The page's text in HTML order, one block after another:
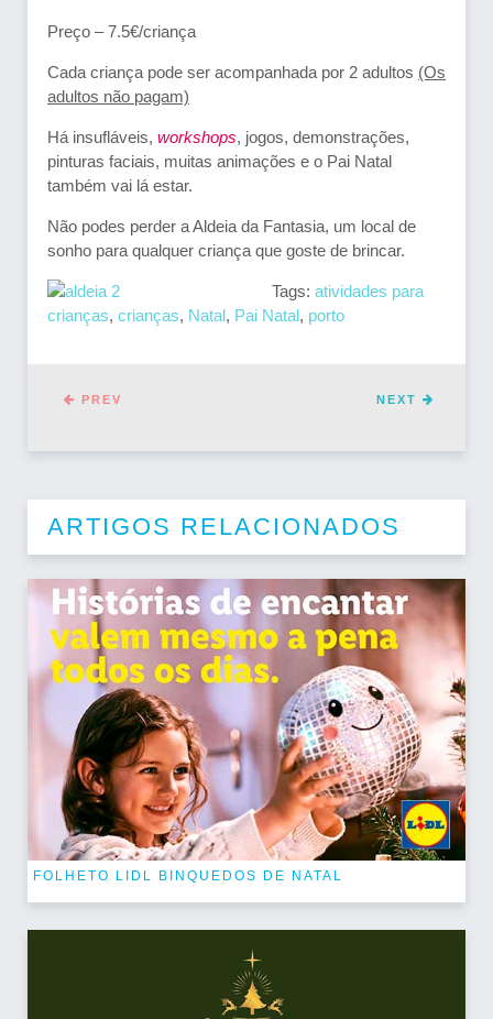
Preço – 7.5€/criança
Cada criança pode ser acompanhada por 2 adultos (Os
adultos não pagam)
Há insufláveis, workshops, jogos, demonstrações,
pinturas faciais, muitas animações e o Pai Natal
também vai lá estar.
Não podes perder a Aldeia da Fantasia, um local de
sonho para qualquer criança que goste de brincar.
Tags: atividades para
crianças, crianças, Natal, Pai Natal, porto
NEXT
PREV
ARTIGOS RELACIONADOS
FOLHETO LIDL BINQUEDOS DE NATAL